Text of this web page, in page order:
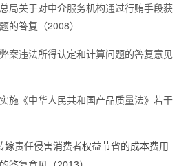
局关于对中介服务机构通过行贿手段获
的答复（2008）
案违法所得认定和计算问题的答复意见
施《中华人民共和国产品质量法》若干
嫁责任侵害消费者权益节省的成本费用